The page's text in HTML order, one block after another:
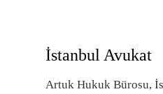
İstanbul Avukat
Artuk Hukuk Bürosu,